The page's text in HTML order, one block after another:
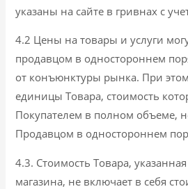
указаны на сайте в гривнах с
4.2 Цены на товары и услуги
продавцом в одностороннем
от конъюнктуры рынка. При
единицы Товара, стоимость
Покупателем в полном объеме,
Продавцом в одностороннем
4.3. Стоимость Товара,
магазина, не включает в себя